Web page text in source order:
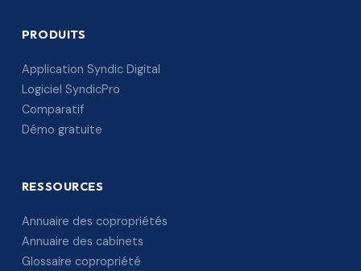
PRODUITS
Application Syndic Digital
Logiciel SyndicPro
Comparatif
Démo gratuite
RESSOURCES
Annuaire des copropriétés
Annuaire des cabinets
Glossaire copropriété